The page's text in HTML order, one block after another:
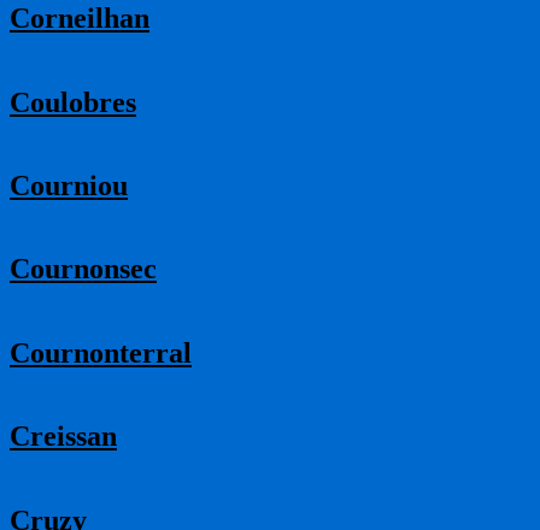
Corneilhan
Coulobres
Courniou
Cournonsec
Cournonterral
Creissan
Cruzy